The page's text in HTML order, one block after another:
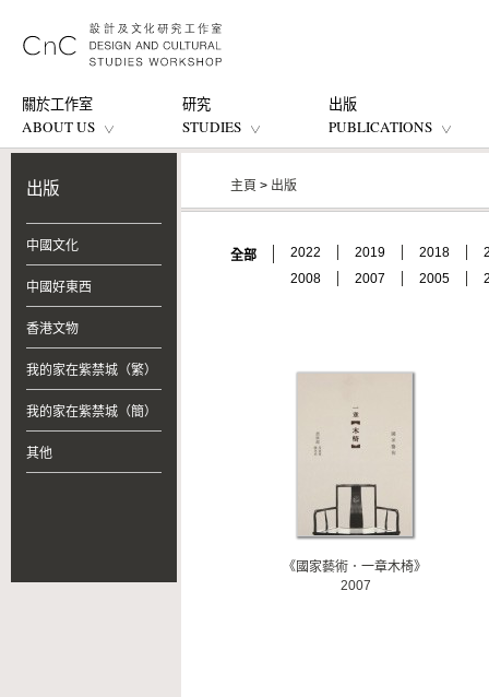
關於工作室
ABOUT US
研究
STUDIES
出版
PUBLICATIONS
出版
中國文化
中國好東西
香港文物
我的家在紫禁城（繁）
我的家在紫禁城（簡）
其他
主頁 > 出版
全部 2022 2019 2018
2008
2007 2005
《國家藝術．一章木椅》
2007